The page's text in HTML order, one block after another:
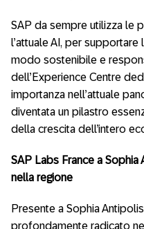
SAP da sempre utilizza le
l’attuale AI, per
modo sostenibile e
dell’Experience Centre
importanza nell’attuale
diventata un pilastro
della crescita dell’intero
SAP Labs France a
nella regione
Presente a Sophia
profondamente radicato